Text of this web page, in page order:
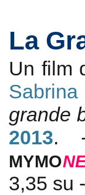
La
Un film
Sabrina
grande
2013.
MYMO
3,35 su